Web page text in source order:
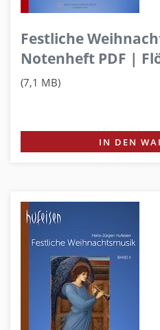
Festliche
Notenheft PDF |
(7,1 MB)
IN DEN